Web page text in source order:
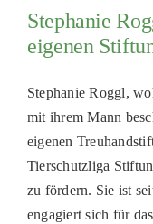
4KIDS
TIERHEIMTIERE
TIERHEIME
PATENSCHAFTEN
HELFER WERDEN
RATGEBER
Stephanie
eigenen
Stephanie Roggl,
mit ihrem Mann
eigenen
Tierschutzliga
zu fördern. Sie ist
engagiert sich für